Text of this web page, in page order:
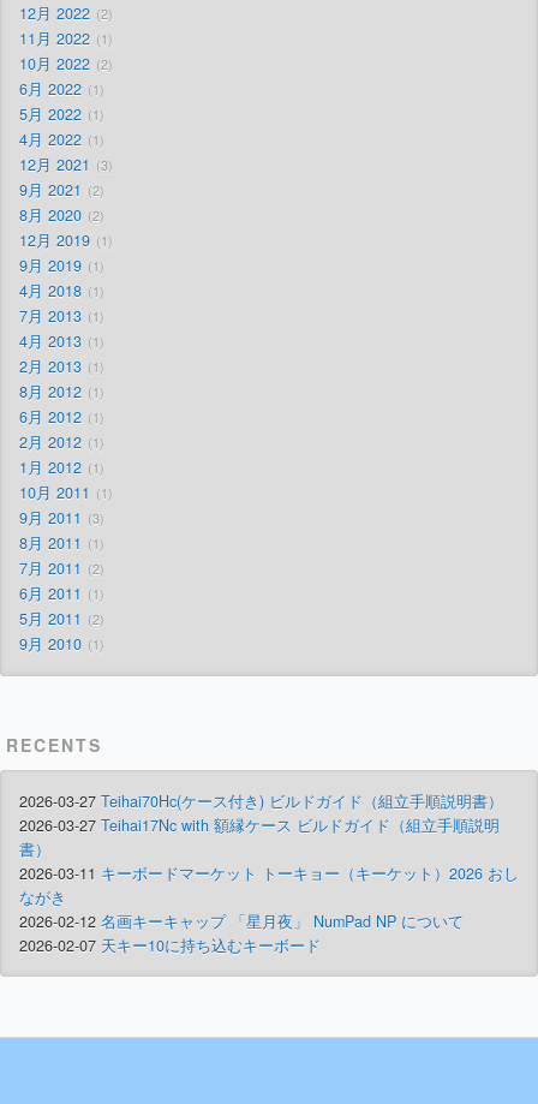
12月 2022 2
11月 2022 1
10月 2022 2
6月 2022 1
5月 2022 1
4月 2022 1
12月 2021 3
9月 2021 2
8月 2020 2
12月 2019 1
9月 2019 1
4月 2018 1
7月 2013 1
4月 2013 1
2月 2013 1
8月 2012 1
6月 2012 1
2月 2012 1
1月 2012 1
10月 2011 1
9月 2011 3
8月 2011 1
7月 2011 2
6月 2011 1
5月 2011 2
9月 2010 1
RECENTS
2026-03-27 Teihai70Hc(ケース付き) ビルドガイド（組立手順説明書）
2026-03-27 Teihai17Nc with 額縁ケース ビルドガイド（組立手順説明
書）
2026-03-11 キーボードマーケット トーキョー（キーケット）2026 おし
ながき
2026-02-12 名画キーキャップ 「星月夜」 NumPad NP について
2026-02-07 天キー10に持ち込むキーボード